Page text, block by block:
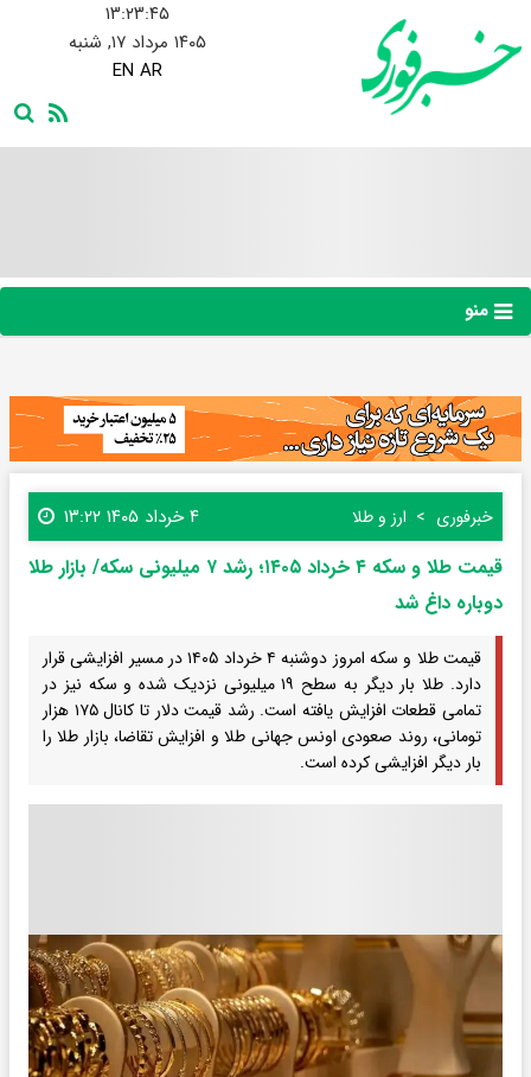
۱۳:۲۳:۴۶
۱۴۰۵ مرداد ۱۷, شنبه
EN AR
منو
خبرفوری ارز و طلا ۴ خرداد ۱۴۰۵ ۱۳:۲۲
قیمت طلا و سکه ۴ خرداد ۱۴۰۵؛ رشد ۷ میلیونی سکه/ بازار طلا
دوباره داغ شد
قیمت طلا و سکه امروز دوشنبه ۴ خرداد ۱۴۰۵ در مسیر افزایشی قرار
دارد. طلا بار دیگر به سطح ۱۹ میلیونی نزدیک شده و سکه نیز در
تمامی قطعات افزایش یافته است. رشد قیمت دلار تا کانال ۱۷۵ هزار
تومانی، روند صعودی اونس جهانی طلا و افزایش تقاضا، بازار طلا را
بار دیگر افزایشی کرده است.